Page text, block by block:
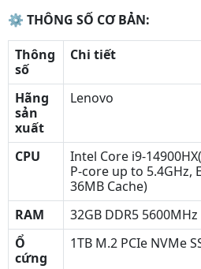
⚙ THÔNG SỐ CƠ BẢN:
Thông
số
Chi tiết
Hãng
sản
xuất
Lenovo
CPU
Intel Core i9-
P-core up to 5.4GHz,
36MB Cache)
RAM
32GB DDR5 5600MHz
Ổ
cứng
1TB M.2 PCIe NVMe